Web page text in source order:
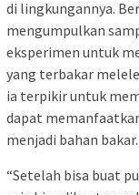
di lingkungannya.
mengumpulkan
eksperimen untuk
yang terbakar
ia terpikir untuk
dapat
menjadi bahan bakar.
“Setelah bisa buat